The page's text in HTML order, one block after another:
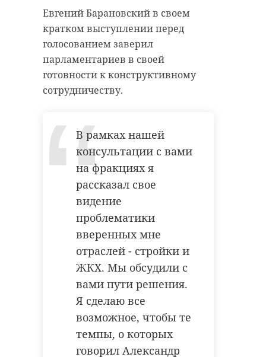
Евгений Барановский в своем
кратком выступлении перед
голосованием заверил
парламентариев в своей
готовности к конструктивному
сотрудничеству.
В рамках нашей
консультации с вами
на фракциях я
рассказал свое
видение
проблематики
вверенных мне
отраслей - стройки и
ЖКХ. Мы обсудили с
вами пути решения.
Я сделаю все
возможное, чтобы те
темпы, о которых
говорил Александр